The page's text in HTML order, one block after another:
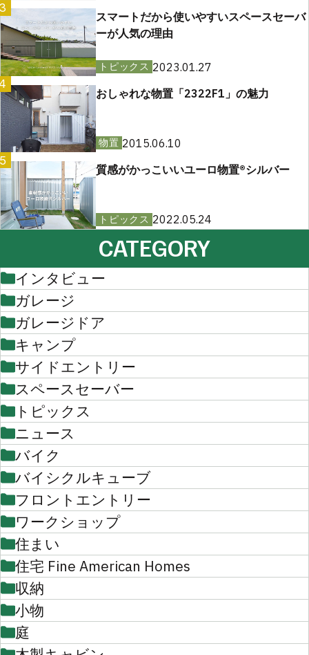
スマートだから使いやすいスペースセーバ
ーが人気の理由
トピックス 2023.01.27
おしゃれな物置「2322F1」の魅力
物置 2015.06.10
質感がかっこいいユーロ物置®︎シルバー
トピックス 2022.05.24
CATEGORY
インタビュー
ガレージ
ガレージドア
キャンプ
サイドエントリー
スペースセーバー
トピックス
ニュース
バイク
バイシクルキューブ
フロントエントリー
ワークショップ
住まい
住宅 Fine American Homes
収納
小物
庭